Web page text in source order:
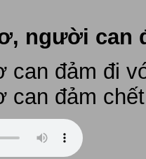
người can
can đảm đi
can đảm